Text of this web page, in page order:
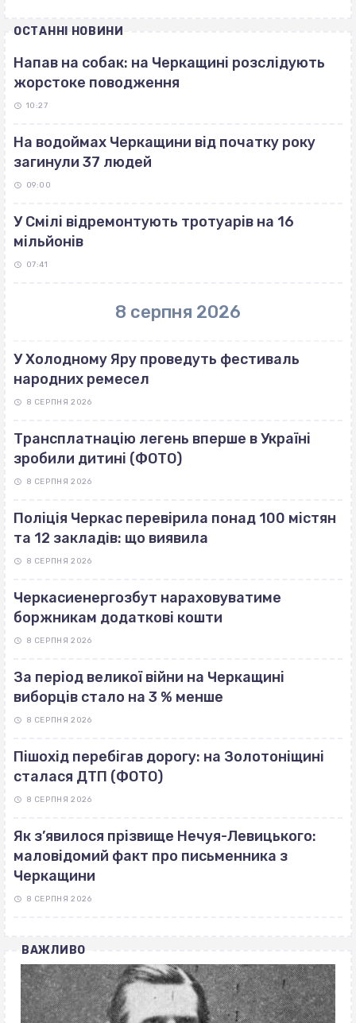
ОСТАННІ НОВИНИ
Напав на собак: на Черкащині розслідують
жорстоке поводження
10:27
На водоймах Черкащини від початку року
загинули 37 людей
09:00
У Смілі відремонтують тротуарів на 16
мільйонів
07:41
8 серпня 2026
У Холодному Яру проведуть фестиваль
народних ремесел
8 СЕРПНЯ 2026
Трансплатнацію легень вперше в Україні
зробили дитині (ФОТО)
8 СЕРПНЯ 2026
Поліція Черкас перевірила понад 100 містян
та 12 закладів: що виявила
8 СЕРПНЯ 2026
Черкасиенергозбут нараховуватиме
боржникам додаткові кошти
8 СЕРПНЯ 2026
За період великої війни на Черкащині
виборців стало на 3 % менше
8 СЕРПНЯ 2026
Пішохід перебігав дорогу: на Золотоніщині
сталася ДТП (ФОТО)
8 СЕРПНЯ 2026
Як з’явилося прізвище Нечуя-Левицького:
маловідомий факт про письменника з
Черкащини
8 СЕРПНЯ 2026
ВАЖЛИВО